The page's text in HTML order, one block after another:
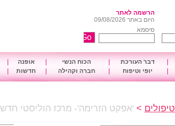
הרשמה לאתר
היום באתר 09/08/2026
סיסמא
דבר העורכת הכוח הנשי אופנה
יופי וטיפוח חברה וקהילה חדשות
טיפולים > 'אפקט הזרימה'- מרכז הוליסטי חדש